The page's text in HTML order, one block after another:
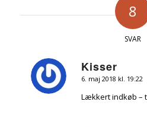
8
SVAR
Kisser
siger:
6. maj 2018 kl. 19:22
Lækkert indkøb –